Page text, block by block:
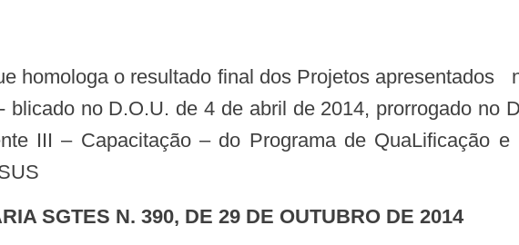
no D.O.U. de 4 de abril de 2014, prorrogado no
III – Capacitação – do Programa de QuaLificação
SGTES N. 390, DE 29 DE OUTUBRO DE 2014